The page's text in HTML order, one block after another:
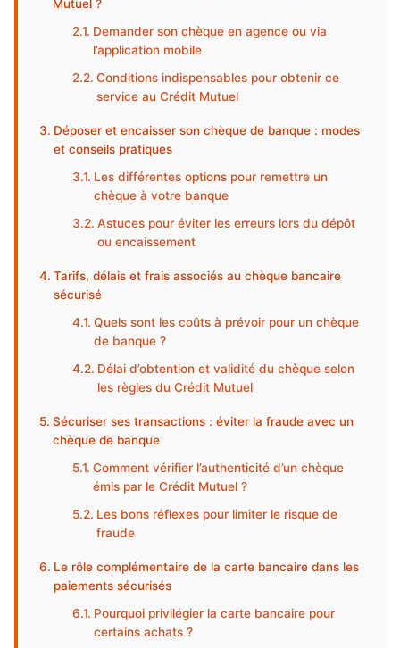
Mutuel ?
Demander son chèque en agence ou via
l’application mobile
Conditions indispensables pour obtenir ce
service au Crédit Mutuel
Déposer et encaisser son chèque de banque : modes
et conseils pratiques
Les différentes options pour remettre un
chèque à votre banque
Astuces pour éviter les erreurs lors du dépôt
ou encaissement
Tarifs, délais et frais associés au chèque bancaire
sécurisé
Quels sont les coûts à prévoir pour un chèque
de banque ?
Délai d’obtention et validité du chèque selon
les règles du Crédit Mutuel
Sécuriser ses transactions : éviter la fraude avec un
chèque de banque
Comment vérifier l’authenticité d’un chèque
émis par le Crédit Mutuel ?
Les bons réflexes pour limiter le risque de
fraude
Le rôle complémentaire de la carte bancaire dans les
paiements sécurisés
Pourquoi privilégier la carte bancaire pour
certains achats ?